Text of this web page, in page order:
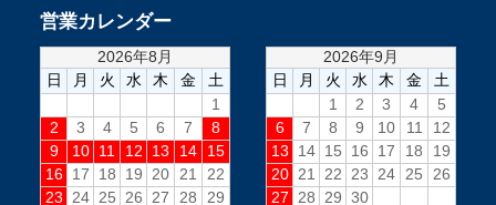
営業カレンダー